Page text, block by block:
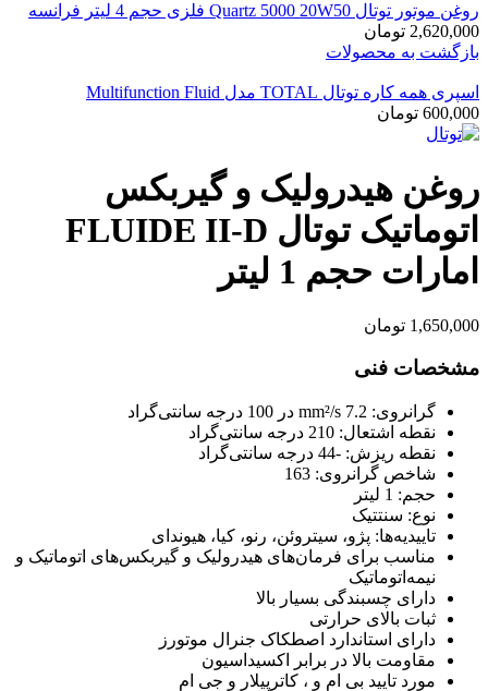
روغن موتور توتال Quartz 5000 20W50 فلزی حجم 4 لیتر فرانسه
2,620,000 تومان
بازگشت به محصولات
اسپری همه کاره توتال TOTAL مدل Multifunction Fluid
600,000 تومان
روغن هیدرولیک و گیربکس
اتوماتیک توتال FLUIDE II-D
امارات حجم 1 لیتر
1,650,000 تومان
مشخصات فنی
گرانروی: 7.2 mm²/s در 100 درجه سانتی‌گراد
نقطه اشتعال: 210 درجه سانتی‌گراد
نقطه ریزش: -44 درجه سانتی‌گراد
شاخص گرانروی: 163
حجم: 1 لیتر
نوع: سنتتیک
تاییدیه‌ها: پژو، سیتروئن، رنو، کیا، هیوندای
مناسب برای فرمان‌های هیدرولیک و گیربکس‌های اتوماتیک و
نیمه‌اتوماتیک
دارای چسبندگی بسیار بالا
ثبات بالای حرارتی
دارای استاندارد اصطکاک جنرال موتورز
مقاومت بالا در برابر اکسیداسیون
مورد تایید بی ام و ، کاترپیلار و جی ام